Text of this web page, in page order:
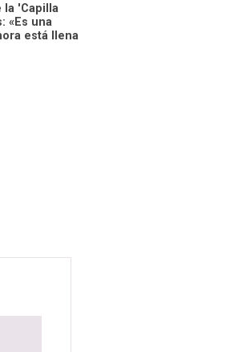
la 'Capilla
«Es una
está llena